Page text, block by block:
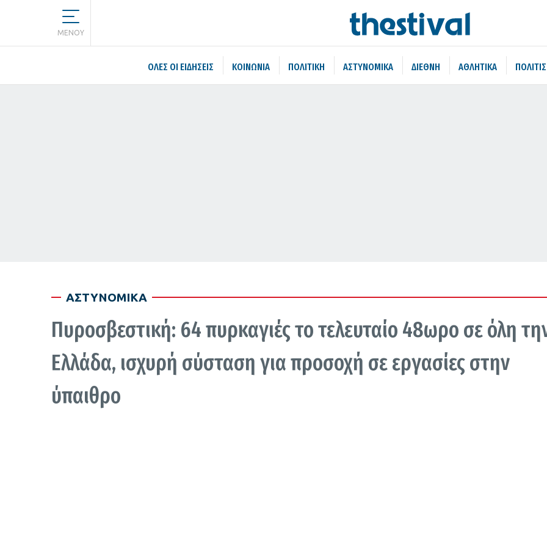
MENOY
ΌΛΕΣ ΟΙ ΕΙΔΉΣΕΙΣ ΚΟΙΝΩΝΙΑ ΠΟΛΙΤΙΚΗ ΑΣΤΥΝΟΜΙΚΑ ΔΙΕΘΝΗ ΑΘΛΗΤΙΚΑ
ΑΣΤΥΝΟΜΙΚΑ
Πυροσβεστική: 64 πυρκαγιές το τελευταίο 48ωρο σε όλη
Ελλάδα, ισχυρή σύσταση για προσοχή σε εργασίες στην
ύπαιθρο